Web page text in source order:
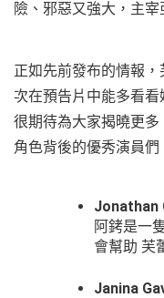
險、邪惡又強大，主
正如先前發布的情報
次在預告片中能多看
很期待為大家揭曉更
角色背後的優秀演員們
Jonathan
阿銬是一
會幫助 芙
Janina